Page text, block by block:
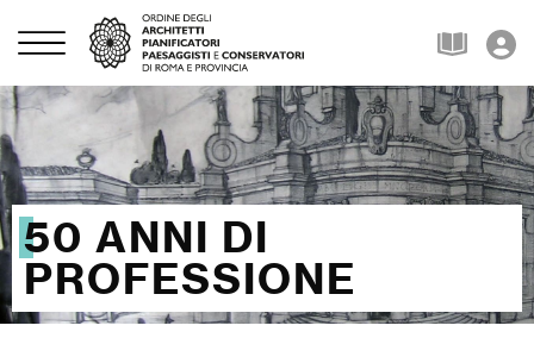
50 ANNI DI
PROFESSIONE